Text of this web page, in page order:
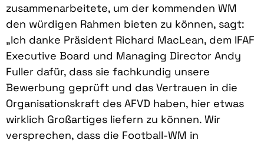
zusammenarbeitete, um der kommenden WM
den würdigen Rahmen bieten zu können, sagt:
„Ich danke Präsident Richard MacLean, dem IFAF
Executive Board und Managing Director Andy
Fuller dafür, dass sie fachkundig unsere
Bewerbung geprüft und das Vertrauen in die
Organisationskraft des AFVD haben, hier etwas
wirklich Großartiges liefern zu können. Wir
versprechen, dass die Football-WM in